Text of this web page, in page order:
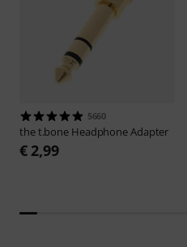
5660
the t.bone Headphone Adapter
€ 2,99